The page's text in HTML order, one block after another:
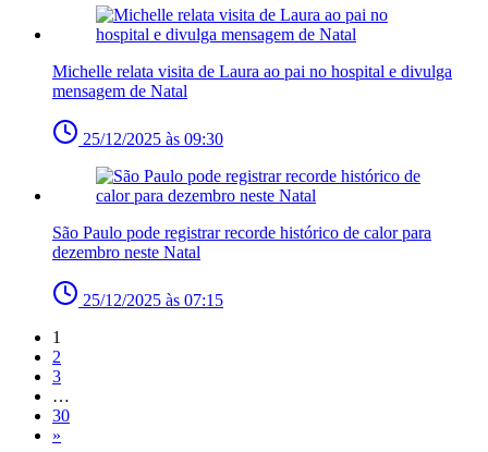
Michelle relata visita de Laura ao pai no hospital e divulga
mensagem de Natal
25/12/2025 às 09:30
São Paulo pode registrar recorde histórico de calor para
dezembro neste Natal
25/12/2025 às 07:15
1
2
3
…
30
»